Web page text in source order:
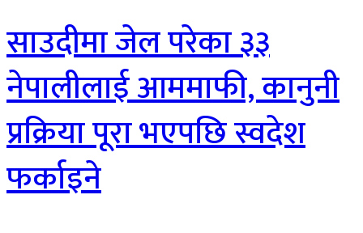
साउदीमा जेल परेका ३३
नेपालीलाई आममाफी, कानुनी
प्रक्रिया पूरा भएपछि स्वदेश
फर्काइने